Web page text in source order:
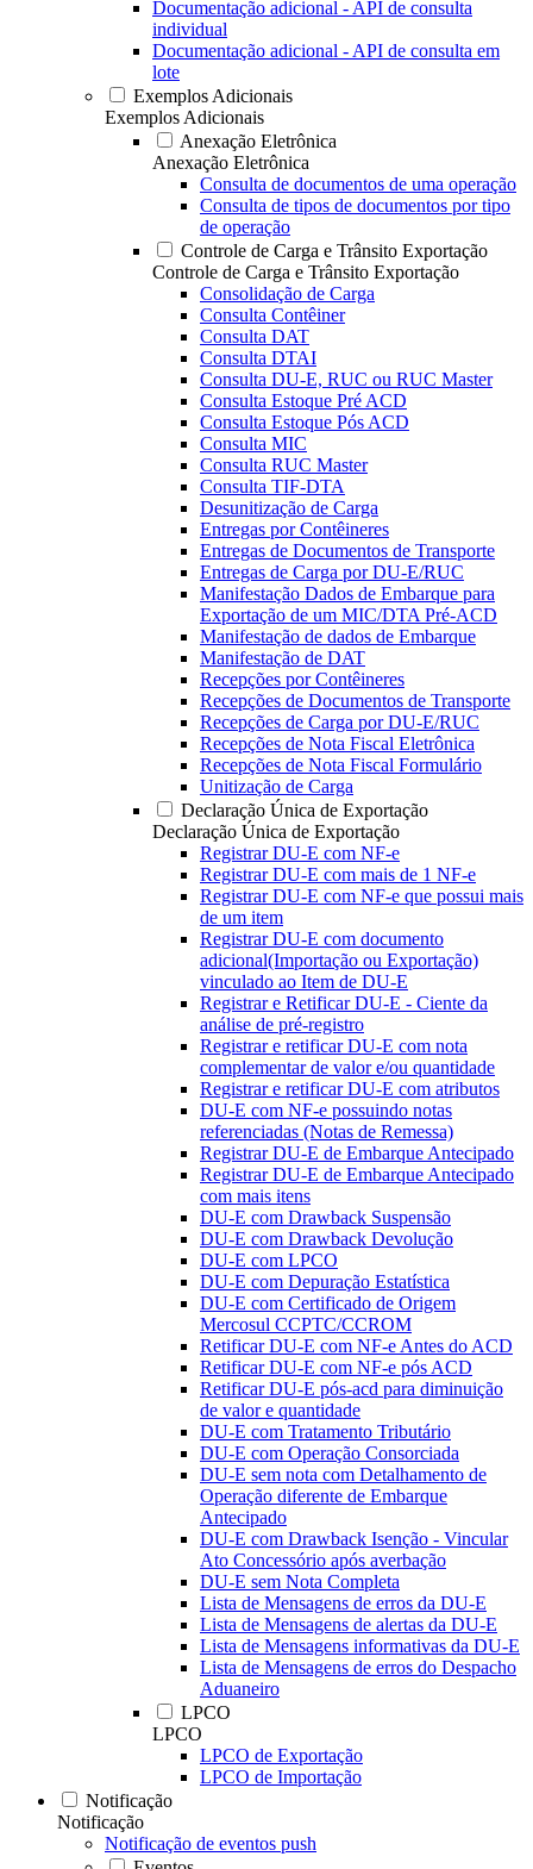
Documentação adicional - API de consulta
individual
Documentação adicional - API de consulta em
lote
Exemplos Adicionais
Exemplos Adicionais
Anexação Eletrônica
Anexação Eletrônica
Consulta de documentos de uma operação
Consulta de tipos de documentos por tipo
de operação
Controle de Carga e Trânsito Exportação
Controle de Carga e Trânsito Exportação
Consolidação de Carga
Consulta Contêiner
Consulta DAT
Consulta DTAI
Consulta DU-E, RUC ou RUC Master
Consulta Estoque Pré ACD
Consulta Estoque Pós ACD
Consulta MIC
Consulta RUC Master
Consulta TIF-DTA
Desunitização de Carga
Entregas por Contêineres
Entregas de Documentos de Transporte
Entregas de Carga por DU-E/RUC
Manifestação Dados de Embarque para
Exportação de um MIC/DTA Pré-ACD
Manifestação de dados de Embarque
Manifestação de DAT
Recepções por Contêineres
Recepções de Documentos de Transporte
Recepções de Carga por DU-E/RUC
Recepções de Nota Fiscal Eletrônica
Recepções de Nota Fiscal Formulário
Unitização de Carga
Declaração Única de Exportação
Declaração Única de Exportação
Registrar DU-E com NF-e
Registrar DU-E com mais de 1 NF-e
Registrar DU-E com NF-e que possui mais
de um item
Registrar DU-E com documento
adicional(Importação ou Exportação)
vinculado ao Item de DU-E
Registrar e Retificar DU-E - Ciente da
análise de pré-registro
Registrar e retificar DU-E com nota
complementar de valor e/ou quantidade
Registrar e retificar DU-E com atributos
DU-E com NF-e possuindo notas
referenciadas (Notas de Remessa)
Registrar DU-E de Embarque Antecipado
Registrar DU-E de Embarque Antecipado
com mais itens
DU-E com Drawback Suspensão
DU-E com Drawback Devolução
DU-E com LPCO
DU-E com Depuração Estatística
DU-E com Certificado de Origem
Mercosul CCPTC/CCROM
Retificar DU-E com NF-e Antes do ACD
Retificar DU-E com NF-e pós ACD
Retificar DU-E pós-acd para diminuição
de valor e quantidade
DU-E com Tratamento Tributário
DU-E com Operação Consorciada
DU-E sem nota com Detalhamento de
Operação diferente de Embarque
Antecipado
DU-E com Drawback Isenção - Vincular
Ato Concessório após averbação
DU-E sem Nota Completa
Lista de Mensagens de erros da DU-E
Lista de Mensagens de alertas da DU-E
Lista de Mensagens informativas da DU-E
Lista de Mensagens de erros do Despacho
Aduaneiro
LPCO
LPCO
LPCO de Exportação
LPCO de Importação
Notificação
Notificação
Notificação de eventos push